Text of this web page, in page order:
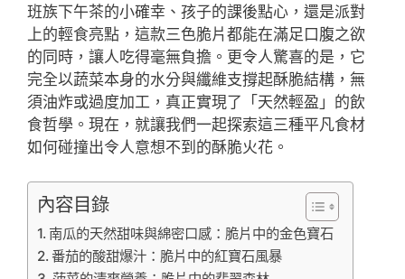
班族下午茶的小確幸、孩子的課後點心，還是派對
上的輕食亮點，這款三色脆片都能在滿足口腹之欲
的同時，讓人吃得毫無負擔。更令人驚喜的是，它
完全以蔬菜本身的水分與纖維支撐起酥脆結構，無
須油炸或過度加工，真正實現了「天然輕盈」的飲
食哲學。現在，就讓我們一起探索這三種平凡食材
如何碰撞出令人意想不到的酥脆火花。
內容目錄
南瓜的天然甜味與綿密口感：脆片中的金色寶石
番茄的酸甜爆汁：脆片中的紅寶石風暴